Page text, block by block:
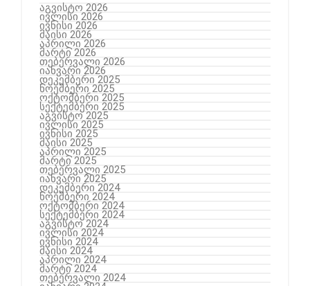
აგვისტო 2026
ივლისი 2026
ივნისი 2026
მაისი 2026
აპრილი 2026
მარტი 2026
თებერვალი 2026
იანვარი 2026
დეკემბერი 2025
ნოემბერი 2025
ოქტომბერი 2025
სექტემბერი 2025
აგვისტო 2025
ივლისი 2025
ივნისი 2025
მაისი 2025
აპრილი 2025
მარტი 2025
თებერვალი 2025
იანვარი 2025
დეკემბერი 2024
ნოემბერი 2024
ოქტომბერი 2024
სექტემბერი 2024
აგვისტო 2024
ივლისი 2024
ივნისი 2024
მაისი 2024
აპრილი 2024
მარტი 2024
თებერვალი 2024